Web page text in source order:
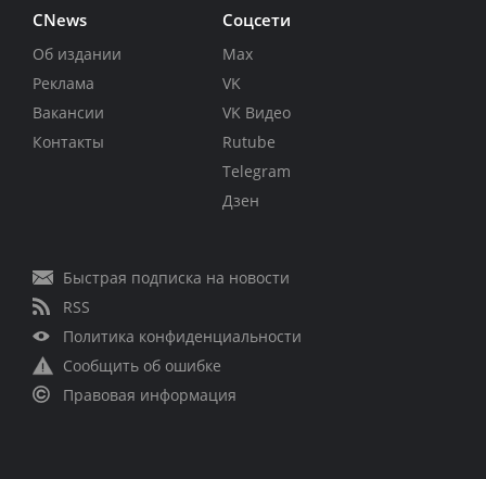
CNews
Об издании
Реклама
Вакансии
Контакты
Соцсети
Max
VK
VK Видео
Rutube
Telegram
Дзен
Быстрая подписка на новости
RSS
Политика конфиденциальности
Сообщить об ошибке
Правовая информация